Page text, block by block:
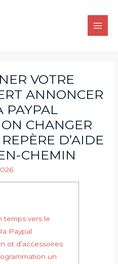
VOTRE
ANNONCER
PAYPAL
CHANGER
D’AIDE
CHEMIN
temps vers le
Paypal
ot d’accessoires
un